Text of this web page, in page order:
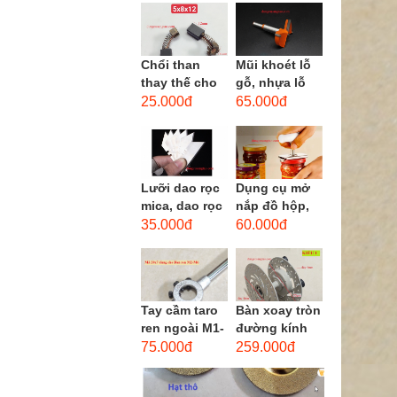
men xoắn
cao...
Chổi than
thay thế cho
động cơ, chổi
motor máy
khoan,...
25.000đ
Mũi khoét lỗ
gỗ, nhựa lỗ
lớn D40mm-
opener)
65.000đ
Lưỡi dao rọc
mica, dao rọc
cáp hình
35.000đ
Dụng cụ mở
nắp đồ hộp,
mở nắp lon
đường kính...
60.000đ
Tay cầm taro
ren ngoài M1-
M1.8 (mã
vặn Bàn ren
75.000đ
Bàn xoay tròn
đường kính
22cm bằng
259.000đ